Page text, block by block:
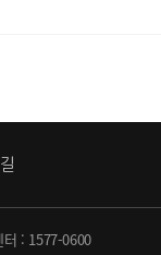
: 1577-0600